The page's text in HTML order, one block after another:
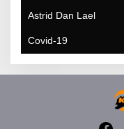
Astrid Dan Lael
Covid-19